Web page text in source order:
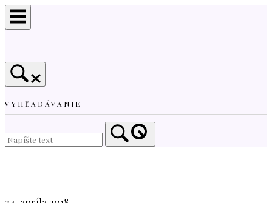
Skip
to
VYHĽADÁVANIE